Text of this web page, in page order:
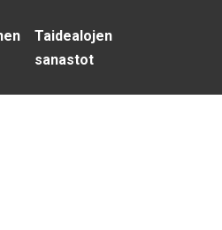
Taidealojen
sanastot